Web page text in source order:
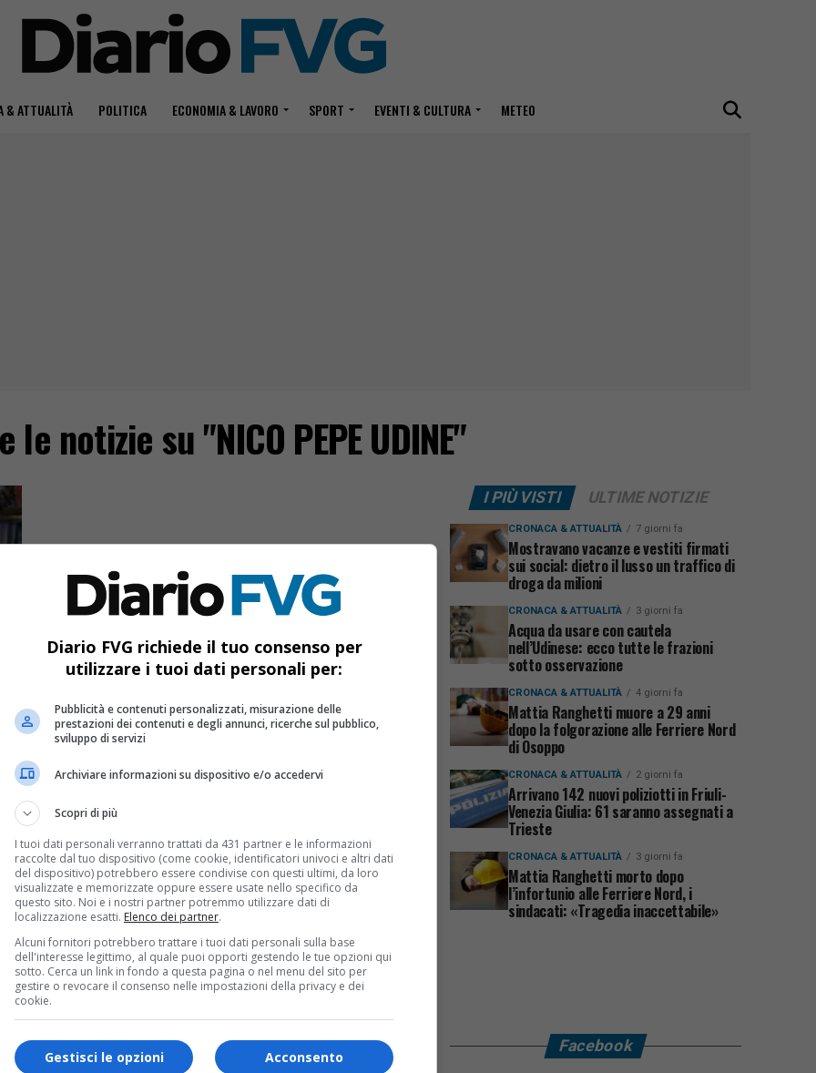
& ATTUALITÀ POLITICA ECONOMIA & LAVORO SPORT EVENTI & CULTURA METEO
le notizie su "NICO PEPE UDINE"
I PIÙ VISTI ULTIME NOTIZIE
CRONACA & ATTUALITÀ 7 giorni fa
Mostravano vacanze e vestiti firmati
sui social: dietro il lusso un traffico di
droga da milioni
CRONACA & ATTUALITÀ 3 giorni fa
Acqua da usare con cautela
nell’Udinese: ecco tutte le frazioni
sotto osservazione
CRONACA & ATTUALITÀ 4 giorni fa
Mattia Ranghetti muore a 29 anni
dopo la folgorazione alle Ferriere Nord
di Osoppo
CRONACA & ATTUALITÀ 2 giorni fa
Arrivano 142 nuovi poliziotti in Friuli-
Venezia Giulia: 61 saranno assegnati a
Trieste
CRONACA & ATTUALITÀ 3 giorni fa
Mattia Ranghetti morto dopo
l’infortunio alle Ferriere Nord, i
sindacati: «Tragedia inaccettabile»
Facebook
Diario FVG richiede il tuo consenso per
utilizzare i tuoi dati personali per:
Pubblicità e contenuti personalizzati, misurazione delle
prestazioni dei contenuti e degli annunci, ricerche sul pubblico,
sviluppo di servizi
Archiviare informazioni su dispositivo e/o accedervi
Scopri di più
I tuoi dati personali verranno trattati da 431 partner e le informazioni
raccolte dal tuo dispositivo (come cookie, identificatori univoci e altri dati
del dispositivo) potrebbero essere condivise con questi ultimi, da loro
visualizzate e memorizzate oppure essere usate nello specifico da
questo sito. Noi e i nostri partner potremmo utilizzare dati di
localizzazione esatti. Elenco dei partner.
Alcuni fornitori potrebbero trattare i tuoi dati personali sulla base
dell'interesse legittimo, al quale puoi opporti gestendo le tue opzioni qui
sotto. Cerca un link in fondo a questa pagina o nel menu del sito per
gestire o revocare il consenso nelle impostazioni della privacy e dei
cookie.
Acconsento
Gestisci le opzioni